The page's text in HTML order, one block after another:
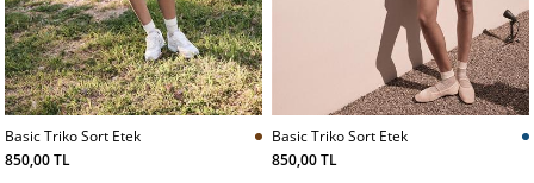
Basic Triko Sort Etek
850,00 TL
Basic Triko Sort Etek
850,00 TL